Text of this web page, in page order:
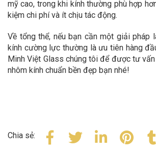
mỹ cao, trong khi kính thường phù hợp
kiệm chi phí và ít chịu tác động.
Về tổng thể, nếu bạn cần một giải pháp
kính cường lực thường là ưu tiên hàng
Minh Việt Glass chúng tôi để được tư
nhôm kính chuẩn bền đẹp bạn nhé!
Chia sẻ: